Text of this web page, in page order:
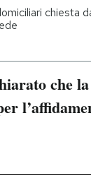
chiesta
che